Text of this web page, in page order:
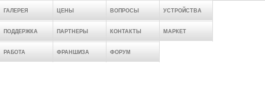
ГАЛЕРЕЯ ЦЕНЫ ВОПРОСЫ УСТРОЙСТВА
ПОДДЕРЖКА ПАРТНЕРЫ КОНТАКТЫ МАРКЕТ
РАБОТА ФРАНШИЗА ФОРУМ